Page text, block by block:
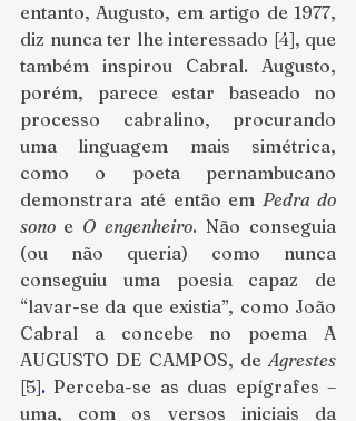
entanto, Augusto, em artigo de 1977,
diz nunca ter lhe interessado [4], que
também inspirou Cabral. Augusto,
porém, parece estar baseado no
processo cabralino, procurando
uma linguagem mais simétrica,
como o poeta pernambucano
demonstrara até então em Pedra do
sono e O engenheiro. Não conseguia
(ou não queria) como nunca
conseguiu uma poesia capaz de
“lavar-se da que existia”, como João
Cabral a concebe no poema A
AUGUSTO DE CAMPOS, de Agrestes
[5]. Perceba-se as duas epígrafes –